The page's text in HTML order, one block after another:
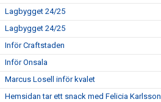
Lagbygget 24/25
Lagbygget 24/25
Inför Craftstaden
Inför Onsala
Marcus Losell inför kvalet
Hemsidan tar ett snack med Felicia Karlsson